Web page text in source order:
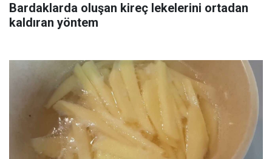
Bardaklarda oluşan kireç lekelerini ortadan
kaldıran yöntem